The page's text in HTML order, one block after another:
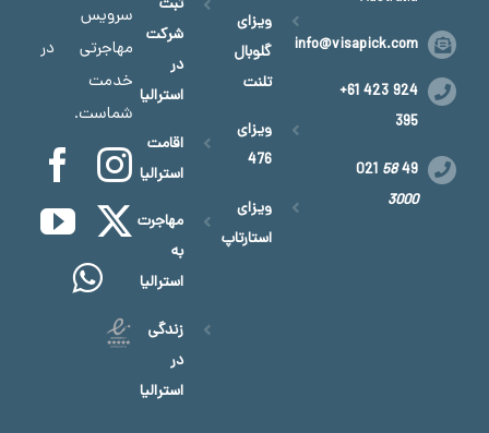
info@visapick.com
+61 423 924
395
021 5849
3000
ویزای
گلوبال
تلنت
ویزای
476
ویزای
استارتاپ
ثبت
شرکت
در
استرالیا
اقامت
استرالیا
مهاجرت
به
استرالیا
زندگی
در
استرالیا
سرویس
مهاجرتی در
خدمت
شماست.